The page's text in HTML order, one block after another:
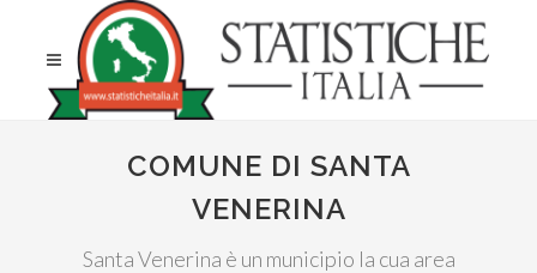
COMUNE DI SANTA
VENERINA
Santa Venerina è un municipio la cua area